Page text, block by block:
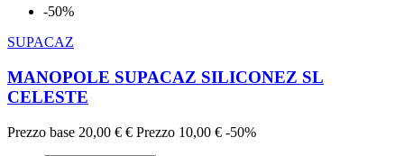
-50%
SUPACAZ
MANOPOLE SUPACAZ SILICONEZ SL
CELESTE
Prezzo base 20,00 € € Prezzo 10,00 € -50%